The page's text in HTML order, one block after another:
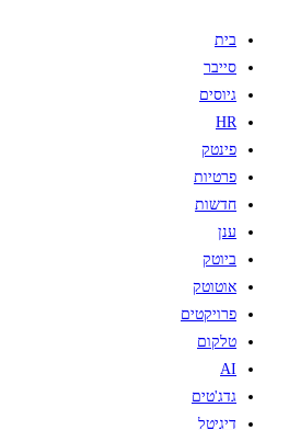
בית
סייבר
גיוסים
HR
פינטק
פרטיות
חדשות
ענן
ביוטק
אוטוטק
פרויקטים
טלקום
AI
גדג'טים
דיגיטל